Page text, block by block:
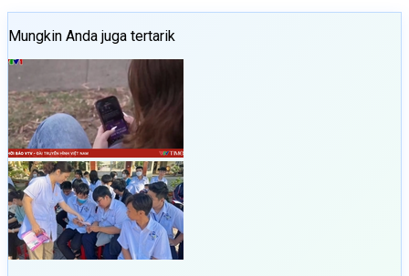
Mungkin Anda juga tertarik